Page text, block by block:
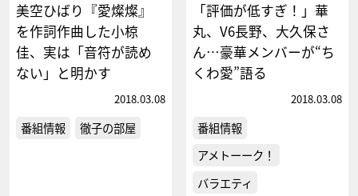
美空ひばり『愛燦燦』
を作詞作曲した小椋
佳、実は「音符が読め
ない」と明かす
2018.03.08
番組情報 徹子の部屋
「評価が低すぎ！」華
丸、V6長野、大久保さ
ん…豪華メンバーが“ち
くわ愛”語る
2018.03.08
番組情報
アメトーーク！
バラエティ